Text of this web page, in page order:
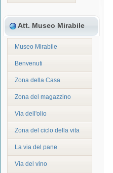
Att. Museo Mirabile
Museo Mirabile
Benvenuti
Zona della Casa
Zona del magazzino
Via dell'olio
Zona del ciclo della vita
La via del pane
Via del vino